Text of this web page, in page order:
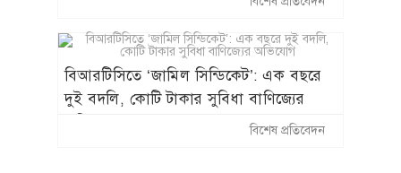
নেতা নবাবগঞ্জ সাবরেজিস্ট্রার নাজমুল
বিআরটিসিতে ‘জামিল সিন্ডিকেট’: এক বছরে
দুই বদলি, কোটি টাকার সুবিধা বাণিজ্যের
বিশেষ প্রতিবেদন